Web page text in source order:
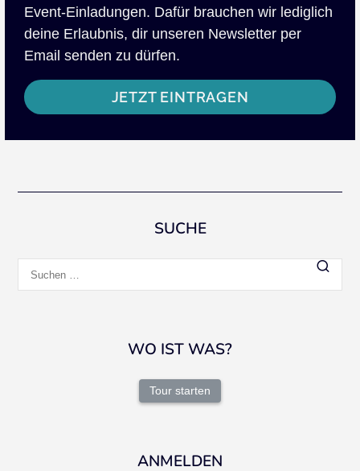
Event-Einladungen. Dafür brauchen wir lediglich
deine Erlaubnis, dir unseren Newsletter per
Email senden zu dürfen.
JETZT EINTRAGEN
SUCHE
nach:
WO IST WAS?
Tour starten
ANMELDEN